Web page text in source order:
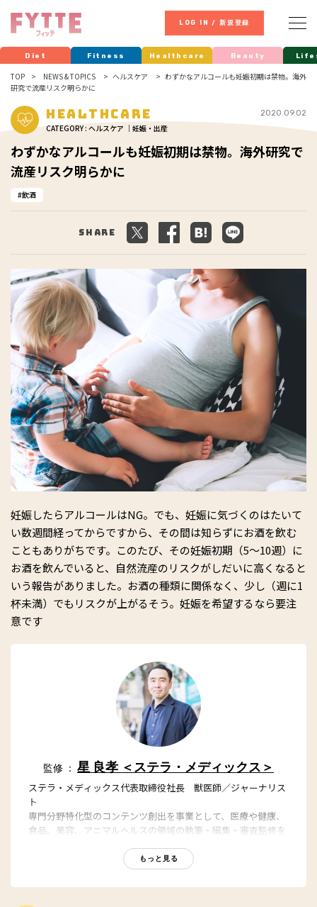
LOG IN / 新規登録
Diet Fitness Healthcare Beauty
TOP NEWS & TOPICS ヘルスケア
わずかなアルコールも妊娠初期は禁物。海外
研究で流産リスク明らかに
Healthcare
CATEGORY : ヘルスケア ｜妊娠・出産
2020.09.02
わずかなアルコールも妊娠初期は禁物。海外研究で
流産リスク明らかに
飲酒
Share
妊娠したらアルコールはNG。でも、妊娠に気づくのはたいて
い数週間経ってからですから、その間は知らずにお酒を飲む
こともありがちです。このたび、その妊娠初期（5〜10週）に
お酒を飲んでいると、自然流産のリスクがしだいに高くなると
いう報告がありました。お酒の種類に関係なく、少し（週に1
杯未満）でもリスクが上がるそう。妊娠を希望するなら要注
意です
監修 ： 星 良孝 ＜ステラ・メディックス＞
ステラ・メディックス代表取締役社長 獣医師／ジャーナリス
ト
専門分野特化型のコンテンツ創出を事業として、医療や健康、
食品、美容、アニマルヘルスの領域の執筆・編集・審査監修を
聞社グループの日経BP社において「日経メディカル」「日経バ
イオテク」「日経ビジネス」の編集者、記者を務めた後、医療
ポータルサイト最大手のエムスリーなどを経て、2017年に会社
もっと見る